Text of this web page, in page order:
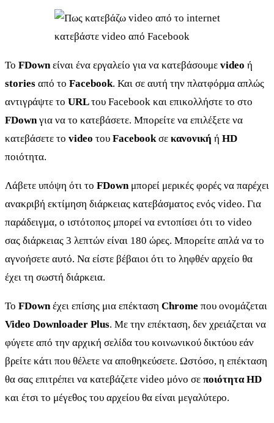
κατεβάστε video από Facebook
Το FDownείναι ένα εργαλείο για να κατεβάσουμε video ή
stories από το Facebook. Και σε αυτή την πλατφόρμα απλώς
αντιγράψτε το URLτου Facebook και επικολλήστε το στο
FDownγια να το κατεβάσετε. Μπορείτε να επιλέξετε να
κατεβάσετε το video του Facebookσε κανονική ή HD
ποιότητα.
Λάβετε υπόψη ότι το FDown μπορεί μερικές φορές να παρέχει
ανακριβή εκτίμηση διάρκειας κατεβάσματος ενός video. Για
παράδειγμα, ο ιστότοπος μπορεί να εντοπίσει ότι το video
σας διάρκειας 3 λεπτών είναι 180 ώρες. Μπορείτε απλά να το
αγνοήσετε αυτό. Να είστε βέβαιοι ότι το ληφθέν αρχείο θα
έχει τη σωστή διάρκεια.
Το FDownέχει επίσης μια επέκταση Chrome που ονομάζεται
Video Downloader Plus. Με την επέκταση, δεν χρειάζεται να
φύγετε από την αρχική σελίδα του κοινωνικού δικτύου εάν
βρείτε κάτι που θέλετε να αποθηκεύσετε. Ωστόσο, η επέκταση
θα σας επιτρέπει να κατεβάζετε video μόνο σε ποιότητα HD
και έτσι το μέγεθος του αρχείου θα είναι μεγαλύτερο.